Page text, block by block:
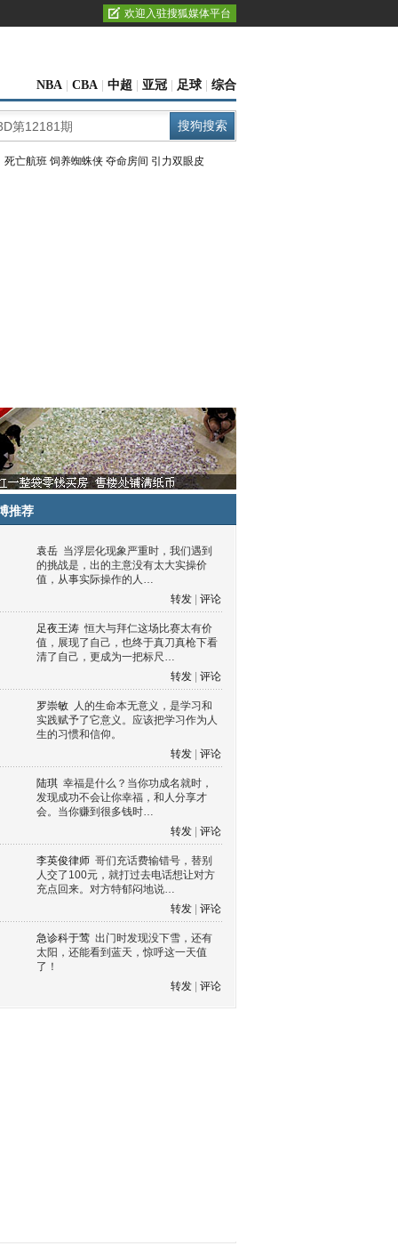
欢迎入驻搜狐媒体平台
NBA CBA 中超 亚冠 足球 综合
死亡航班 饲养蜘蛛侠 夺命房间 引力双眼皮
推荐
袁岳 当浮层化现象严重时，我们遇到
的挑战是，出的主意没有太大实操价
值，从事实际操作的人…
转发
评论
足夜王涛 恒大与拜仁这场比赛太有价
值，展现了自己，也终于真刀真枪下看
清了自己，更成为一把标尺…
转发
评论
罗崇敏 人的生命本无意义，是学习和
实践赋予了它意义。应该把学习作为人
生的习惯和信仰。
转发
评论
陆琪 幸福是什么？当你功成名就时，
发现成功不会让你幸福，和人分享才
会。当你赚到很多钱时…
转发
评论
李英俊律师 哥们充话费输错号，替别
人交了100元，就打过去电话想让对方
充点回来。对方特郁闷地说…
转发
评论
急诊科于莺 出门时发现没下雪，还有
太阳，还能看到蓝天，惊呼这一天值
了！
转发
评论